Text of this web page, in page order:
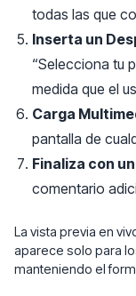
todas las que
Inserta un
“Selecciona tu
medida que el
Carga
pantalla de
Finaliza con
comentario
La vista previa en
aparece solo para
manteniendo el